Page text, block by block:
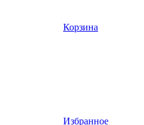
Корзина
Избранное